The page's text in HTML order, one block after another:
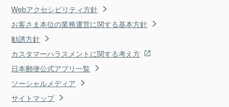
Webアクセシビリティ方針
お客さま本位の業務運営に関する基本方針
勧誘方針
カスタマーハラスメントに関する考え方
日本郵便公式アプリ一覧
ソーシャルメディア
サイトマップ